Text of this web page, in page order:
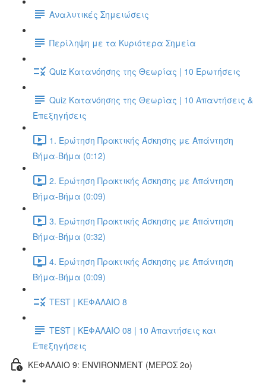
Αναλυτικές Σημειώσεις
Περίληψη με τα Κυριότερα Σημεία
Quiz Κατανόησης της Θεωρίας | 10 Ερωτήσεις
Quiz Κατανόησης της Θεωρίας | 10 Απαντήσεις &
Επεξηγήσεις
1. Ερώτηση Πρακτικής Άσκησης με Απάντηση
Βήμα-Βήμα (0:12)
2. Ερώτηση Πρακτικής Άσκησης με Απάντηση
Βήμα-Βήμα (0:09)
3. Ερώτηση Πρακτικής Άσκησης με Απάντηση
Βήμα-Βήμα (0:32)
4. Ερώτηση Πρακτικής Άσκησης με Απάντηση
Βήμα-Βήμα (0:09)
TEST | ΚΕΦΑΛΑΙΟ 8
TEST | ΚΕΦΑΛΑΙΟ 08 | 10 Απαντήσεις και
Επεξηγήσεις
ΚΕΦΑΛΑΙΟ 9: ENVIRONMENT (ΜΕΡΟΣ 2o)